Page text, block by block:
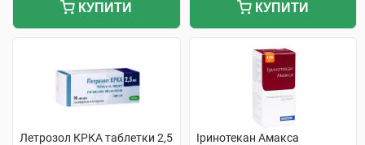
КУПИТИ КУПИТИ
Летрозол КРКА таблетки 2,5
Іринотекан Амакса